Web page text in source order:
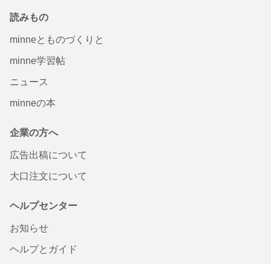
読みもの
minneとものづくりと
minne学習帖
ニュース
minneの本
企業の方へ
広告出稿について
大口注文について
ヘルプセンター
お知らせ
ヘルプとガイド